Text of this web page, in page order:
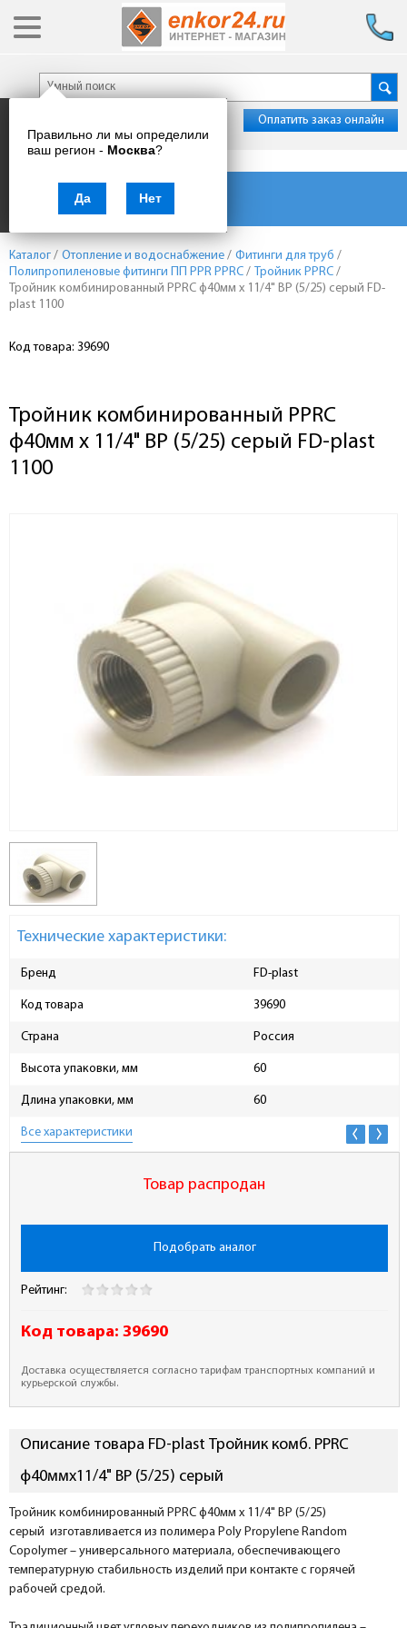
Правильно ли мы определили
ваш регион - Москва?
Да Нет
Оплатить заказ онлайн
Каталог товаров
Каталог / Отопление и водоснабжение / Фитинги для труб /
Полипропиленовые фитинги ПП PPR PPRC / Тройник PPRC /
Тройник комбинированный PPRC ф40мм x 11/4" ВР (5/25) серый FD-
plast 1100
Код товара: 39690
Тройник комбинированный PPRC
ф40мм x 11/4" ВР (5/25) серый FD-plast
1100
Технические характеристики:
Бренд FD-plast
Код товара 39690
Страна Россия
Высота упаковки, мм 60
Длина упаковки, мм 60
Все характеристики
Товар распродан
Подобрать аналог
Рейтинг:
Код товара: 39690
Доставка осуществляется согласно тарифам транспортных компаний и
курьерской службы.
Описание товара FD-plast Тройник комб. PPRC
ф40ммх11/4" ВР (5/25) серый
Тройник комбинированный PPRC ф40мм x 11/4" ВР (5/25)
серый изготавливается из полимера Poly Propylene Random
Copolymer – универсального материала, обеспечивающего
температурную стабильность изделий при контакте с горячей
рабочей средой.